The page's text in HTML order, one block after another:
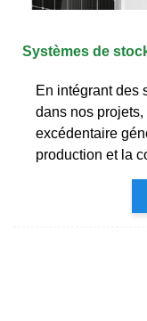
Systèmes de
En intégrant des
dans nos
excédentaire
production et la